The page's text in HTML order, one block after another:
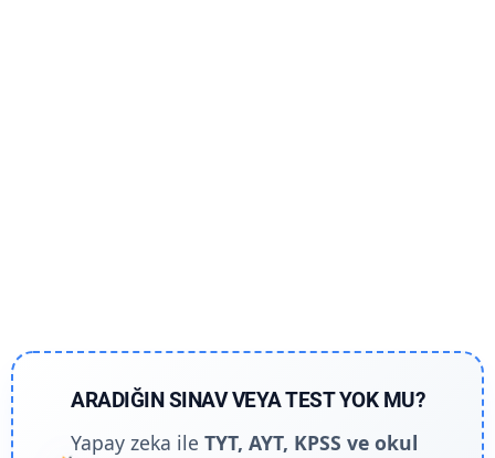
ARADIĞIN SINAV VEYA TEST YOK MU?
Yapay zeka ileTYT, AYT, KPSS ve okul